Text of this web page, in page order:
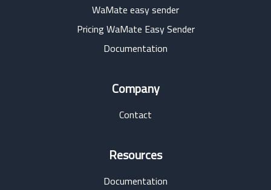
WaMate easy sender
Pricing WaMate Easy Sender
Documentation
Company
Contact
Resources
Documentation